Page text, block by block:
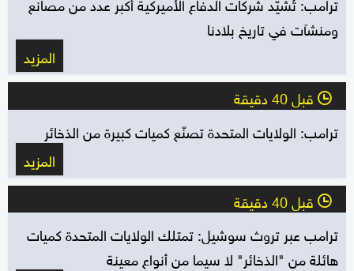
ومنشآت في تاريخ بلادنا
المزيد
l قبل 40 دقيقة
ترامب: الولايات المتحدة تصنّع كميات كبيرة من الذخائر
المزيد
l قبل 40 دقيقة
ترامب عبر تروث سوشيل: تمتلك الولايات المتحدة كميات
هائلة من "الذخائر" لا سيما من أنواع معينة